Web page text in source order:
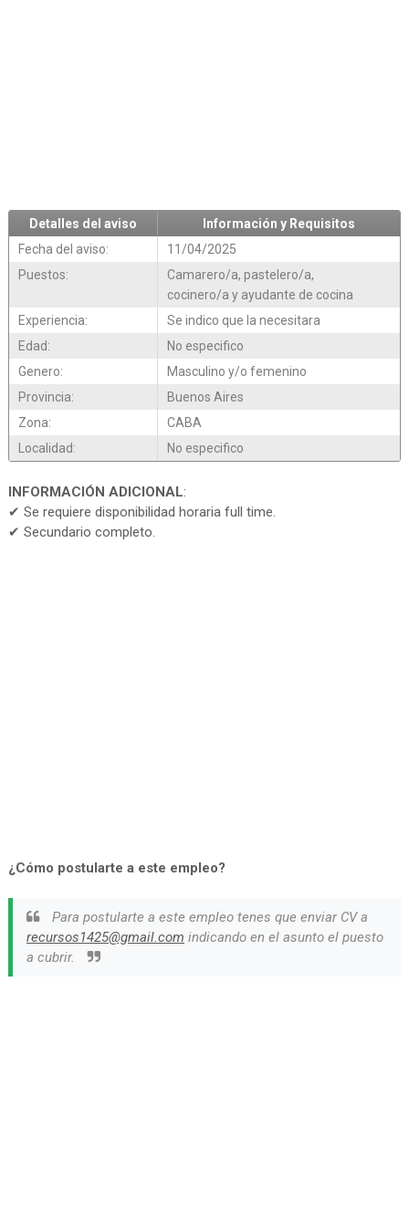
Detalles del aviso
Información y Requisitos
Fecha del aviso:
11/04/2025
Puestos:
Camarero/a, pastelero/a,
cocinero/a y ayudante de cocina
Experiencia:
Se indico que la necesitara
Edad:
No especifico
Genero:
Masculino y/o femenino
Provincia:
Buenos Aires
Zona:
CABA
Localidad:
No especifico
INFORMACIÓN ADICIONAL:
✔ Se requiere disponibilidad horaria full time.
✔ Secundario completo.
¿Cómo postularte a este empleo?
Para postularte a este empleo tenes que enviar CV a
recursos1425@gmail.com indicando en el asunto el puesto
a cubrir.